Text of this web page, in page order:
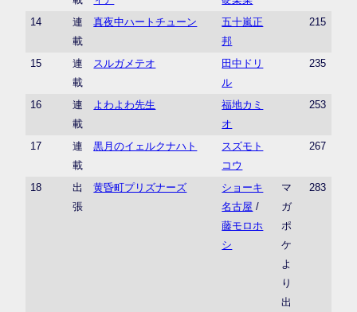
14
連
載
真夜中ハートチューン
五十嵐正
邦
215
15
連
載
スルガメテオ
田中ドリ
ル
235
16
連
載
よわよわ先生
福地カミ
オ
253
17
連
載
黒月のイェルクナハト
スズモト
コウ
267
18
出
張
黄昏町プリズナーズ
ショーキ
名古屋 /
藤モロホ
シ
マ
ガ
ポ
ケ
よ
り
出
283